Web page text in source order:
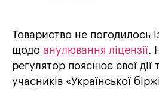
Товариство не погодилось
щодо анулювання ліцензії.
регулятор пояснює свої
учасників «Української